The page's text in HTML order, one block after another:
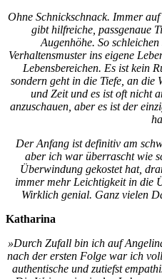
Ohne Schnickschnack. Immer
gibt hilfreiche, passgenaue
Augenhöhe. So
Verhaltensmuster ins eigene
Lebensbereichen. Es ist kein
sondern geht in die Tiefe, an die
und Zeit und es ist oft nicht
anzuschauen, aber es ist der
Der Anfang ist definitiv am
aber ich war überrascht wie
Überwindung gekostet hat,
immer mehr Leichtigkeit in die
Wirklich genial. Ganz vielen
Katharina
»Durch Zufall bin ich auf
nach der ersten Folge war ich
authentische und zutiefst